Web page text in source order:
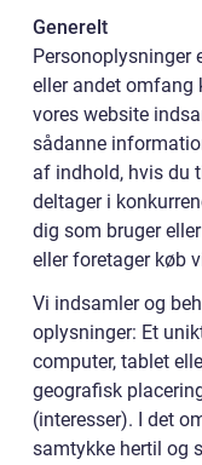
Generelt
Personoplysninger
eller andet omfang
vores website
sådanne
af indhold, hvis du
deltager i
dig som bruger
eller foretager køb
Vi indsamler og
oplysninger: Et
computer, tablet
geografisk
(interesser). I det
samtykke hertil og